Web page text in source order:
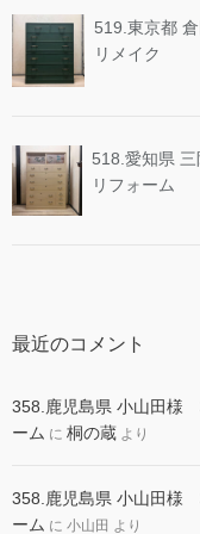
519.東京都
リメイク
518.愛知県
リフォーム
最近のコメント
358.鹿児島県 小山田様
ーム に 桐の蔵 より
358.鹿児島県 小山田様
ーム に 小山田 より